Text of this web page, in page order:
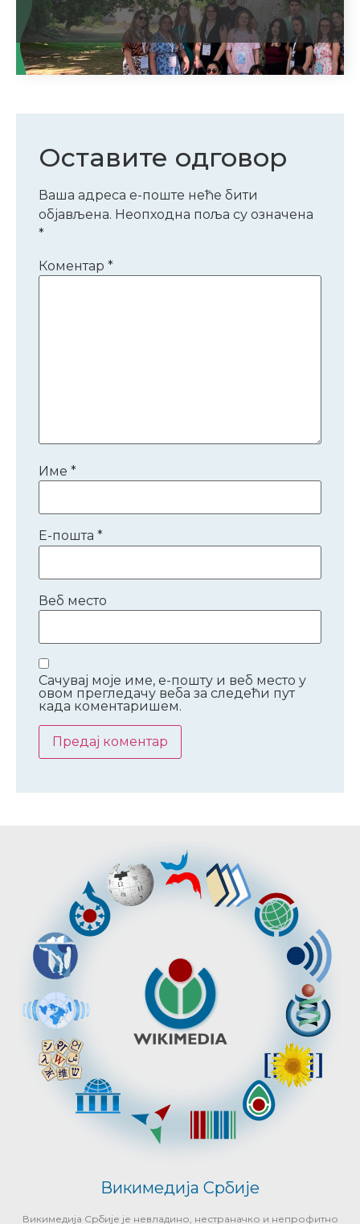
Оставите одговор
Ваша адреса е-поште неће бити
објављена. Неопходна поља су означена
*
Коментар *
Име *
Е-пошта *
Веб место
Сачувај моје име, е-пошту и веб место у
овом прегледачу веба за следећи пут
када коментаришем.
Викимедија Србије
Викимедија Србије је невладино, нестраначко и непрофитно